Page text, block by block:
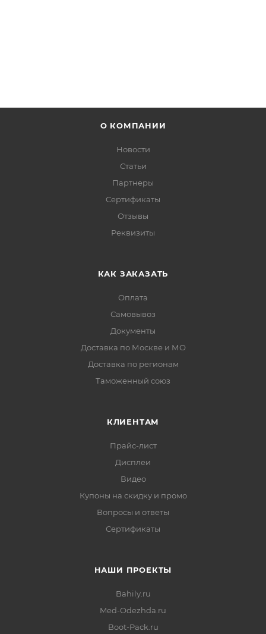
О КОМПАНИИ
Новости
Статьи
Партнеры
Сертификаты
Отзывы
Реквизиты
КАК ЗАКАЗАТЬ
Оплата
Самовывоз
Документы
Доставка по Москве и МО
Доставка по регионам
Таможенный союз
КЛИЕНТАМ
Прайс-лист
Дисплеи
Видео
Купоны на скидку и промо
Вопросы и ответы
Сертификаты
НАШИ ПРОЕКТЫ
Bahily.ru
Med-Odezhda.ru
Boot-Pack.ru